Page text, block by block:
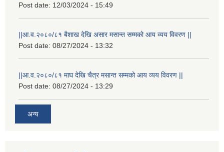
Post date: 12/03/2024 - 15:49
||आ.व.२०८०/८१ बैशाख देखि असार मसान्त सम्मको आय व्यय विवरण ||
Post date: 08/27/2024 - 13:32
||आ.व.२०८०/८१ माघ देखि चैत्र मसान्त सम्मको आय व्यय विवरण ||
Post date: 08/27/2024 - 13:29
अन्य